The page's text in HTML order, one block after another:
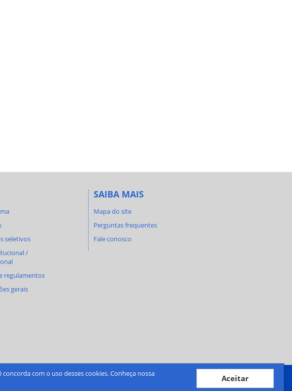
com o uso desses cookies. Conheça nossa
Aceitar
seletivos
/
regulamentos
gerais
SAIBA MAIS
Mapa do site
Perguntas frequentes
Fale conosco